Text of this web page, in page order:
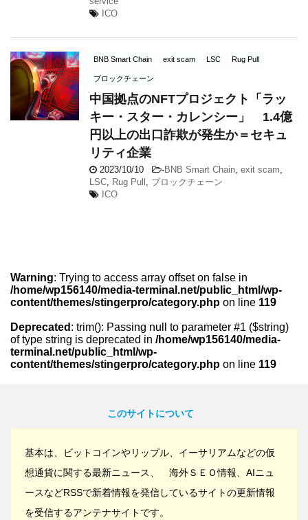
ICO
BNB Smart Chain exit scam LSC Rug Pull
ブロックチェーン
中国拠点のNFTプロジェクト「ラッ
キー・スター・カレンシー」 1.4億
円以上の出口詐欺が発生か＝セキュ
リティ企業
2023/10/10 -BNB Smart Chain exit scam
LSC Rug Pull
ブロックチェーン
ICO
Warning: Trying to access array offset on false in
/home/wp156140/media-terminal.net/public_html/wp-
content/themes/stingerpro/category.php on line 119
Deprecated : trim(): Passing null to parameter #1 ($string)
of type string is deprecated in /home/wp156140/media-
terminal.net/public_html/wp-
content/themes/stingerpro/category.php on line 119
このサイトについて
基本は、ビットコインやリップル、イーサリアムなどの仮
想通貨に関する最新ニュース、 海外ＳＥＯ情報、AIニュ
ースなどRSSで新着情報を発信しているサイトの更新情報
を受信するアンテナサイトです。